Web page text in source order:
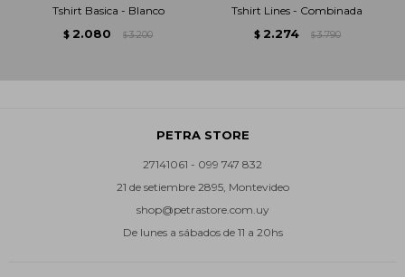
Tshirt Basica - Blanco
$ 2.080 $ 3.200
Tshirt Lines - Combinada
$ 2.274 $ 3.790
PETRA STORE
27141061 - 099 747 832
21 de setiembre 2895, Montevideo
shop@petrastore.com.uy
De lunes a sábados de 11 a 20hs